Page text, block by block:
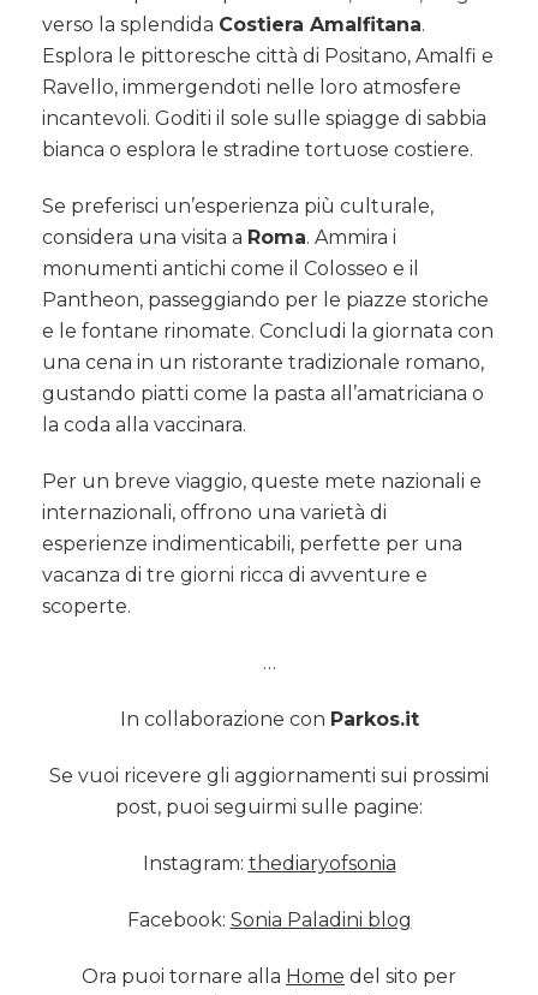
verso la splendida Costiera Amalfitana.
Esplora le pittoresche città di Positano, Amalfi e
Ravello, immergendoti nelle loro atmosfere
incantevoli. Goditi il sole sulle spiagge di sabbia
bianca o esplora le stradine tortuose costiere.
Se preferisci un’esperienza più culturale,
considera una visita a Roma. Ammira i
monumenti antichi come il Colosseo e il
Pantheon, passeggiando per le piazze storiche
e le fontane rinomate. Concludi la giornata con
una cena in un ristorante tradizionale romano,
gustando piatti come la pasta all’amatriciana o
la coda alla vaccinara.
Per un breve viaggio, queste mete nazionali e
internazionali, offrono una varietà di
esperienze indimenticabili, perfette per una
vacanza di tre giorni ricca di avventure e
scoperte.
…
In collaborazione con Parkos.it
Se vuoi ricevere gli aggiornamenti sui prossimi
post, puoi seguirmi sulle pagine:
Instagram: thediaryofsonia
Facebook: Sonia Paladini blog
Ora puoi tornare alla Home del sito per